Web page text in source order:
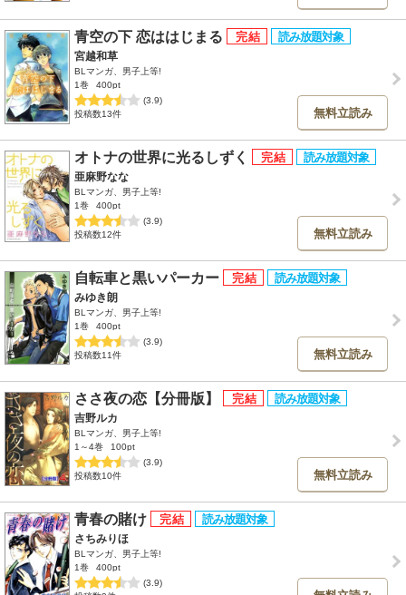
青空の下 恋ははじまる
宮越和草
BLマンガ、男子上等!
1巻
400pt
(3.9)
投稿数13件
無料立読み
オトナの世界に光るしずく
亜麻野なな
BLマンガ、男子上等!
1巻
400pt
(3.9)
投稿数12件
無料立読み
自転車と黒いパーカー
みゆき朗
BLマンガ、男子上等!
1巻
400pt
(3.9)
投稿数11件
無料立読み
ささ夜の恋【分冊版】
吉野ルカ
BLマンガ、男子上等!
1～4巻
100pt
(3.9)
投稿数10件
無料立読み
青春の賭け
さちみりほ
BLマンガ、男子上等!
1巻
400pt
(3.9)